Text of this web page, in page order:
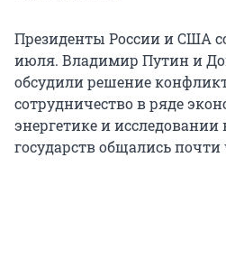
Президенты России и США
июля. Владимир Путин и
обсудили решение
сотрудничество в ряде
энергетике и исследовании
государств общались почти